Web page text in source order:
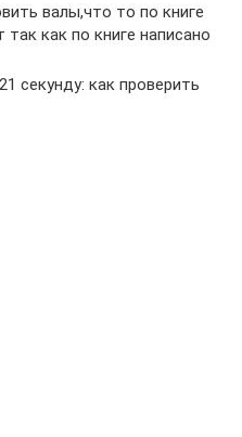
валы,что то по книге
как по книге написано
секунду: как проверить